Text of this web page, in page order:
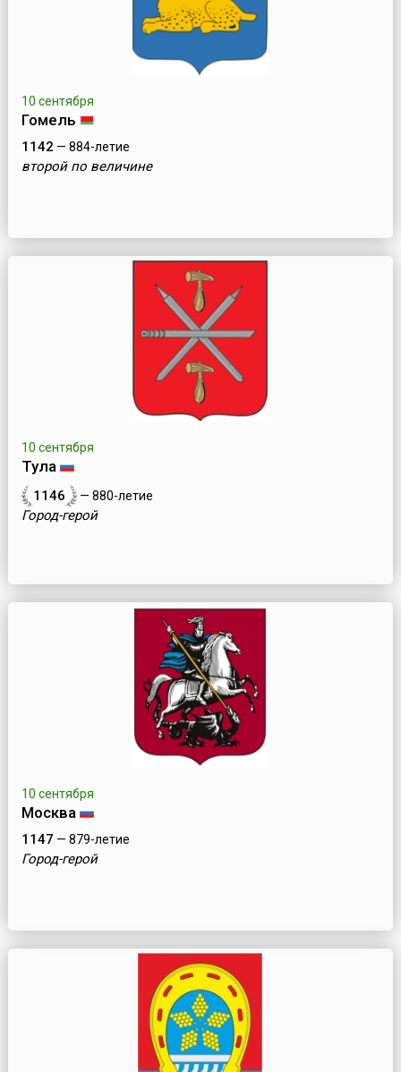
10 сентября
Гомель
1142 — 884-летие
второй по величине
10 сентября
Тула
1146 — 880-летие
Город-герой
10 сентября
Москва
1147 — 879-летие
Город-герой